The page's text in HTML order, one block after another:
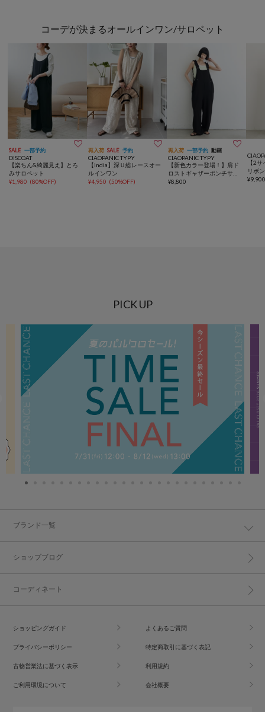
コーデが決まるオールインワン/サロペット
SALE 一部予約 
DISCOAT
【楽ちん&綺麗見え】とろ
みサロペット
¥1,980 (80%OFF)
再入荷 SALE 予約 
CIAOPANIC TYPY
【India】深Ｕ総レースオー
ルインワン
¥4,950 (50%OFF)
再入荷 一部予約 動画 
CIAOPANIC TYPY
【新色カラー登場！】肩ド
ロストギャザーポンチサロ
ペット
¥8,800
【2
リボ
¥
PICK UP
ブランド一覧
ショップブログ
コーディネート
ショッピングガイド よくあるご質問
プライバシーポリシー 特定商取引に基づく表記
古物営業法に基づく表示 利用規約
ご利用環境について 会社概要